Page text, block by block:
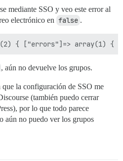
mediante SSO y veo este error al
electrónico en false .
, aún no devuelve los grupos.
la configuración de SSO me
(también puedo cerrar
por lo que todo parece
aún no puedo ver los grupos